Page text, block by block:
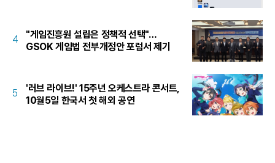
4
"게임진흥원 설립은 정책적 선택"…
GSOK 게임법 전부개정안 포럼서 제기
5
'러브 라이브!' 15주년 오케스트라 콘서트,
10월5일 한국서 첫 해외 공연